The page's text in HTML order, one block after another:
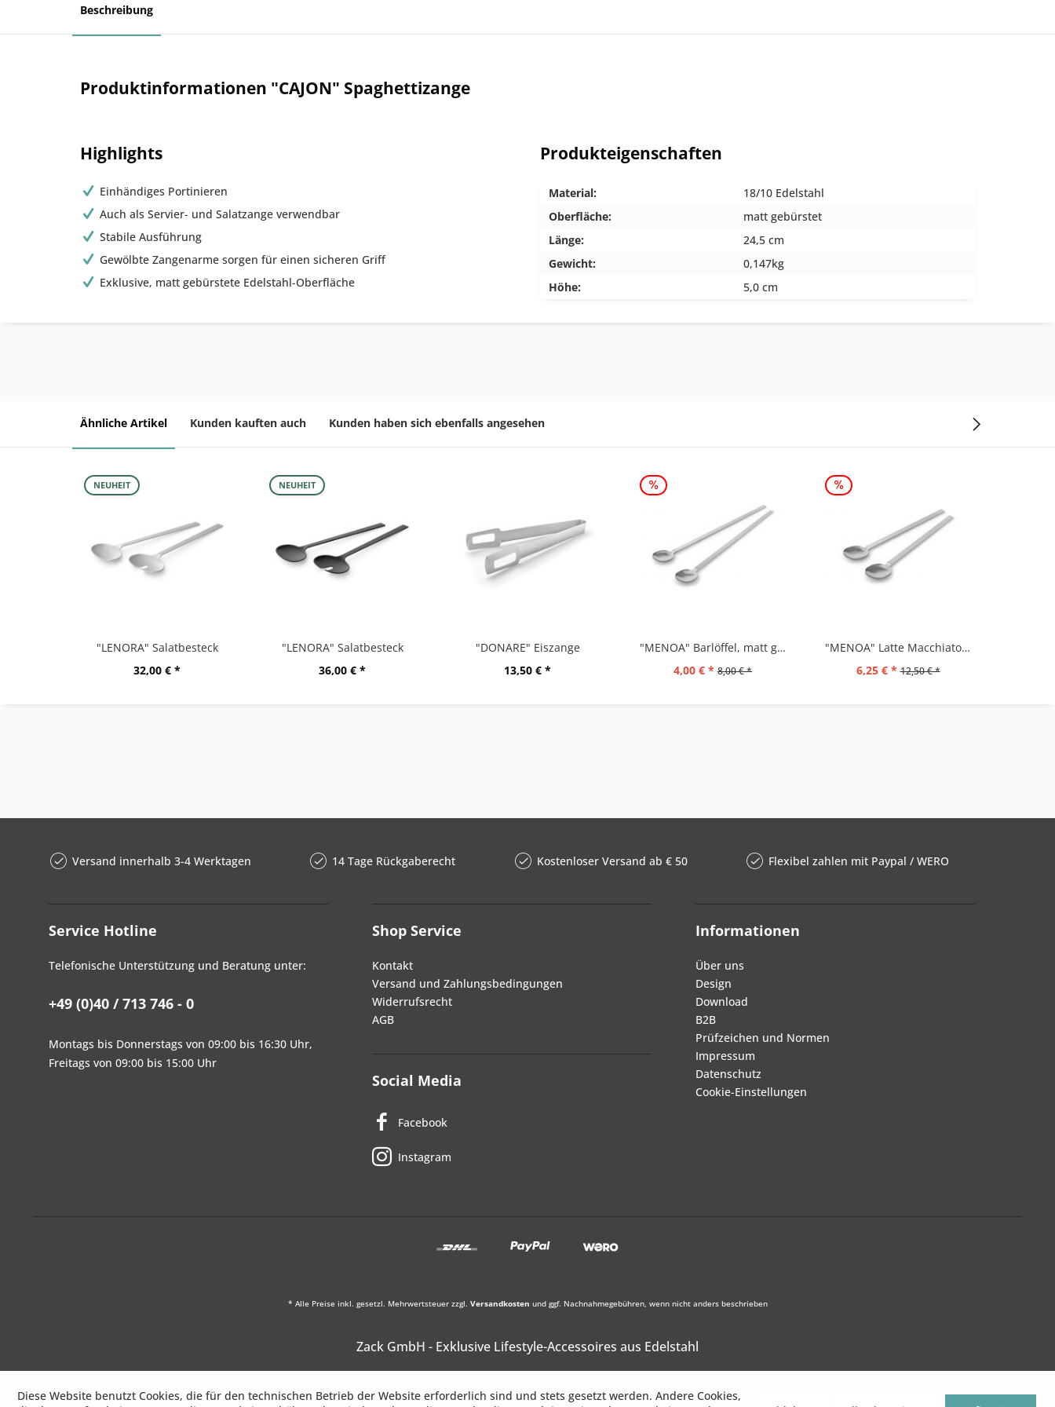
Beschreibung
Produktinformationen "CAJON" Spaghettizange
Highlights
Einhändiges Portinieren
Auch als Servier- und Salatzange verwendbar
Stabile Ausführung
Gewölbte Zangenarme sorgen für einen sicheren Griff
Exklusive, matt gebürstete Edelstahl-Oberfläche
Produkteigenschaften
Material:
18/10 Edelstahl
Oberfläche:
matt gebürstet
Länge:
24,5 cm
Gewicht:
0,147kg
Höhe:
5,0 cm
Ähnliche Artikel Kunden kauften auch Kunden haben sich ebenfalls angesehen
NEUHEIT
"LENORA" Salatbesteck
32,00 € *
NEUHEIT
"LENORA" Salatbesteck
36,00 € *
"DONARE" Eiszange
13,50 € *
"MENOA" Barlöffel, matt gebürstet
4,00 € * 8,00 € *
"MENOA" Latte Macchiato Löffel, Set/2, matt...
6,25 € * 12,50 € *
Versand innerhalb 3-4 Werktagen 14 Tage Rückgaberecht Kostenloser Versand ab € 50 Flexibel zahlen mit Paypal / WERO
Service Hotline
Telefonische Unterstützung und Beratung unter:
+49 (0)40 / 713 746 - 0
Montags bis Donnerstags von 09:00 bis 16:30 Uhr,
Freitags von 09:00 bis 15:00 Uhr
Shop Service
Kontakt
Versand und Zahlungsbedingungen
Widerrufsrecht
AGB
Social Media
Facebook
Instagram
Informationen
Über uns
Design
Download
B2B
Prüfzeichen und Normen
Impressum
Datenschutz
Cookie-Einstellungen
* Alle Preise inkl. gesetzl. Mehrwertsteuer zzgl. Versandkosten und ggf. Nachnahmegebühren, wenn nicht anders beschrieben
Zack GmbH - Exklusive Lifestyle-Accessoires aus Edelstahl
Diese Website benutzt Cookies, die für den technischen Betrieb der Website erforderlich sind und stets gesetzt werden. Andere Cookies,